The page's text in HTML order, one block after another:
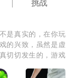
挑战
是真实的，在你玩
的兴致，虽然是虚
切切发生的，游戏